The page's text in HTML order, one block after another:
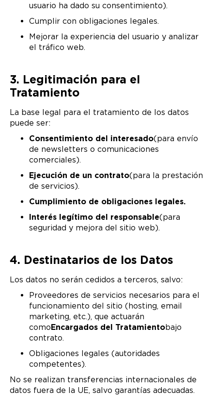
usuario ha dado su consentimiento).
Cumplir con obligaciones legales.
Mejorar la experiencia del usuario y analizar
el tráfico web.
3. Legitimación para el
Tratamiento
La base legal para el tratamiento de los datos
puede ser:
Consentimiento del interesado(para envío
de newsletters o comunicaciones
comerciales).
Ejecución de un contrato(para la prestación
de servicios).
Cumplimiento de obligaciones legales.
Interés legítimo del responsable(para
seguridad y mejora del sitio web).
4. Destinatarios de los Datos
Los datos no serán cedidos a terceros, salvo:
Proveedores de servicios necesarios para el
funcionamiento del sitio (hosting, email
marketing, etc.), que actuarán
comoEncargados del Tratamientobajo
contrato.
Obligaciones legales (autoridades
competentes).
No se realizan transferencias internacionales de
datos fuera de la UE, salvo garantías adecuadas.